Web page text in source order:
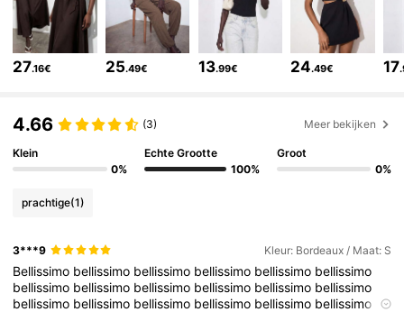
4.77 213K Volgers
213K Volgers
4.77
27.16€ 25.49€ 13.99€ 24.49€ 17
4.66 (3) Meer bekijken
Klein
0%
Echte Grootte
100%
Groot
0%
prachtige(1)
3***9 Kleur: Bordeaux / Maat: S
Bellissimo bellissimo bellissimo bellissimo bellissimo bellissimo
bellissimo bellissimo bellissimo bellissimo bellissimo bellissimo
bellissimo bellissimo bellissimo bellissimo bellissimo bellissimo